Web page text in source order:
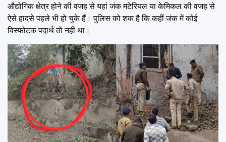
औद्योगिक क्षेत्र होने की वजह से यहां जंक मटेरियल या केमिकल की वजह से
ऐसे हादसे पहले भी हो चुके हैं। पुलिस को शक है कि कहीं जंक में कोई
विस्फोटक पदार्थ तो नहीं था।